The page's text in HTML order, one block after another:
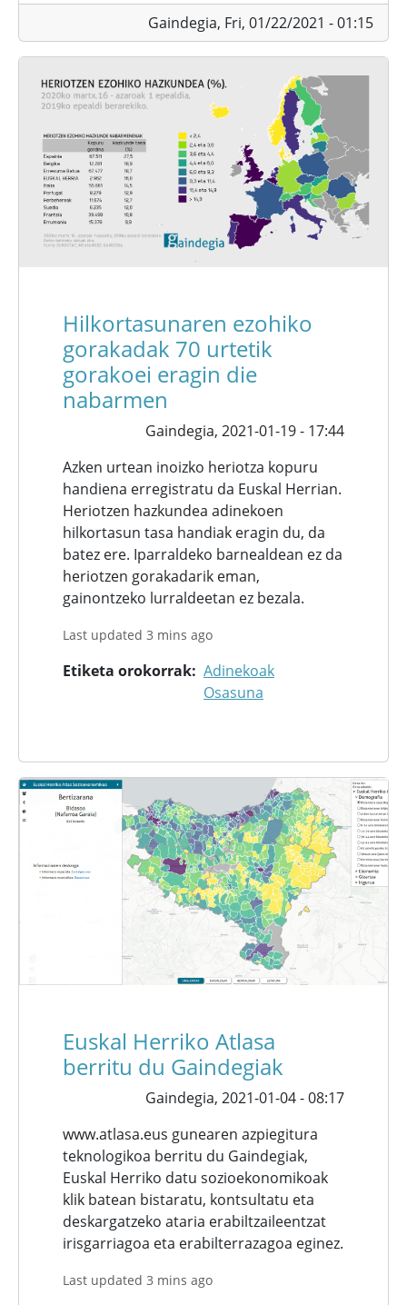
Gaindegia, Fri, 01/22/2021 - 01:15
Hilkortasunaren ezohiko
gorakadak 70 urtetik
gorakoei eragin die
nabarmen
Gaindegia, 2021-01-19 - 17:44
Azken urtean inoizko heriotza kopuru
handiena erregistratu da Euskal Herrian.
Heriotzen hazkundea adinekoen
hilkortasun tasa handiak eragin du, da
batez ere. Iparraldeko barnealdean ez da
heriotzen gorakadarik eman,
gainontzeko lurraldeetan ez bezala.
Last updated 3 mins ago
Etiketa orokorrak Adinekoak
Osasuna
Euskal Herriko Atlasa
berritu du Gaindegiak
Gaindegia, 2021-01-04 - 08:17
www.atlasa.eus gunearen azpiegitura
teknologikoa berritu du Gaindegiak,
Euskal Herriko datu sozioekonomikoak
klik batean bistaratu, kontsultatu eta
deskargatzeko ataria erabiltzaileentzat
irisgarriagoa eta erabilterrazagoa eginez.
Last updated 3 mins ago